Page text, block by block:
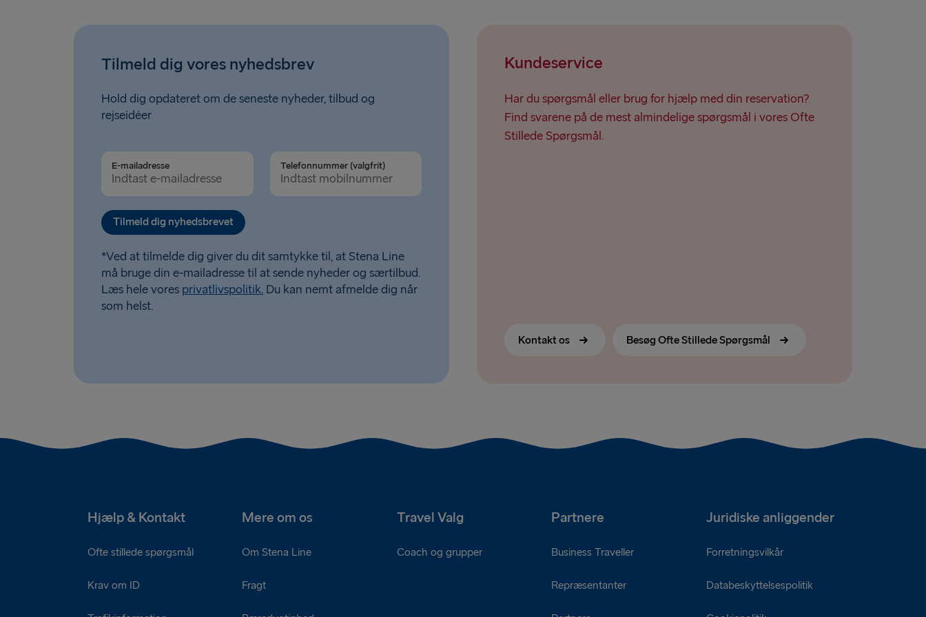
Tilmeld dig vores nyhedsbrev
Hold dig opdateret om de seneste nyheder, tilbud og
rejseidéer
E-mailadresse Telefonnummer (valgfrit)
Tilmeld dig nyhedsbrevet
*Ved at tilmelde dig giver du dit samtykke til, at Stena Line
må bruge din e-mailadresse til at sende nyheder og særtilbud.
Læs hele vores privatlivspolitik. Du kan nemt afmelde dig når
som helst.
Kundeservice
Har du spørgsmål eller brug for hjælp med din reservation?
Find svarene på de mest almindelige spørgsmål i vores Ofte
Stillede Spørgsmål.
Kontakt os Besøg Ofte Stillede Spørgsmål
Hjælp & Kontakt Mere om os Travel Valg Partnere Juridiske anliggender
Ofte stillede spørgsmål
Krav om ID
Om Stena Line
Fragt
Coach og grupper Business Traveller
Repræsentanter
Forretningsvilkår
Databeskyttelsespolitik